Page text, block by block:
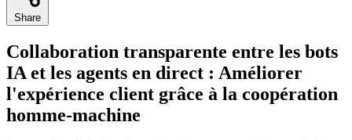
Share
Collaboration transparente entre les bots
IA et les agents en direct : Améliorer
l'expérience client grâce à la coopération
homme-machine